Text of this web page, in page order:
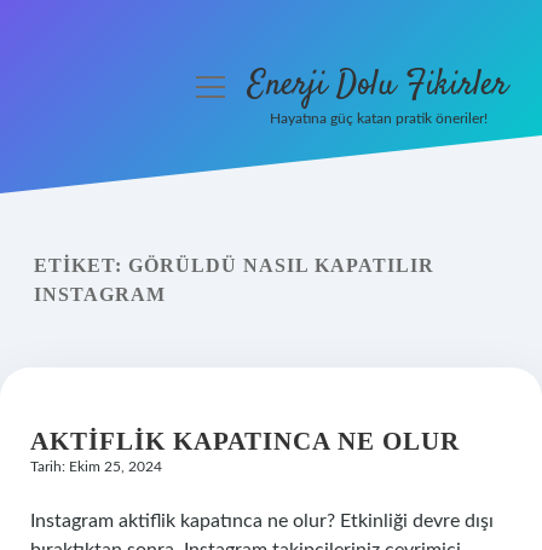
Yasal Uyarı
menüyüEnerji Dolu Fikirler
Hayatına güç katan pratik öneriler!
ETIKET: GÖRÜLDÜ NASIL KAPATILIR
INSTAGRAM
AKTIFLIK KAPATINCA NE OLUR
Tarih: Ekim 25, 2024
Instagram aktiflik kapatınca ne olur? Etkinliği devre dışı